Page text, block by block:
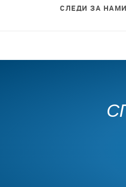
СЛЕДИ ЗА НАМИ